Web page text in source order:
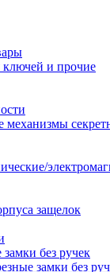
ключей и прочие
защелок
без ручек
замки без